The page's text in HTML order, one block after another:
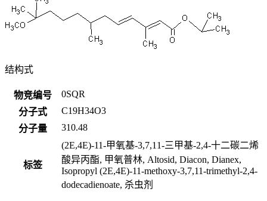
结构式
物竞编号
0SQR
分子式
C19H34O3
分子量
310.48
标签
(2E,4E)-11-甲氧基-3,7,11-三甲基-2,4-十二碳二烯
酸异丙酯, 甲氧普林, Altosid, Diacon, Dianex,
Isopropyl (2E,4E)-11-methoxy-3,7,11-trimethyl-2,4-
dodecadienoate, 杀虫剂